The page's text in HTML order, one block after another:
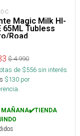
C
Magic Milk HI-
65ML Tubless
Road
$4.990
de $556sin interés
$130 por
MAÑANA✔️TIENDA